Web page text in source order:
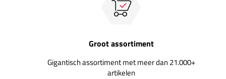
Groot assortiment
Gigantisch assortiment met meer dan 21.000+
artikelen